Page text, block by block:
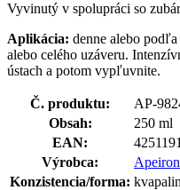
Vyvinutý v spolupráci so
Aplikácia: denne alebo
alebo celého uzáveru.
ústach a potom vypľuvnite.
Č. produktu:
AP-
Obsah:
250 ml
EAN:
Výrobca:
Apeiron
Konzistencia/forma: